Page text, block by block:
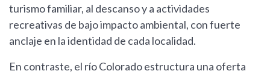
turismo familiar, al descanso y a actividades
recreativas de bajo impacto ambiental, con fuerte
anclaje en la identidad de cada localidad.
En contraste, el río Colorado estructura una oferta